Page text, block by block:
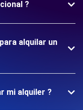
?
alquilar un
mi alquiler ?